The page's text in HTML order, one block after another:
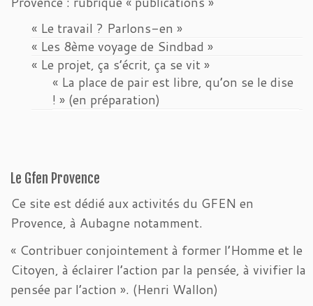
« Le travail ? Parlons-en »
« Les 8ème voyage de Sindbad »
« Le projet, ça s’écrit, ça se vit »
« La place de pair est libre, qu’on se le dise
! » (en préparation)
Le Gfen Provence
Ce site est dédié aux activités du GFEN en
Provence, à Aubagne notamment.
« Contribuer conjointement à former l’Homme et le
Citoyen, à éclairer l’action par la pensée, à vivifier la
pensée par l’action ». (Henri Wallon)